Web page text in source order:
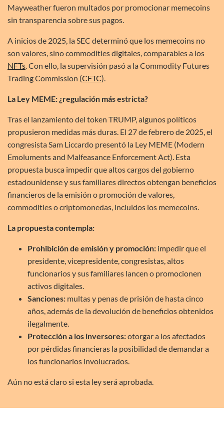
Mayweather fueron multados por promocionar memecoins
sin transparencia sobre sus pagos.
A inicios de 2025, la SEC determinó que los memecoins no
son valores, sino commodities digitales, comparables a los
NFTs. Con ello, la supervisión pasó a la Commodity Futures
Trading Commission (CFTC).
La Ley MEME: ¿regulación más estricta?
Tras el lanzamiento del token TRUMP, algunos políticos
propusieron medidas más duras. El 27 de febrero de 2025, el
congresista Sam Liccardo presentó la Ley MEME (Modern
Emoluments and Malfeasance Enforcement Act). Esta
propuesta busca impedir que altos cargos del gobierno
estadounidense y sus familiares directos obtengan beneficios
financieros de la emisión o promoción de valores,
commodities o criptomonedas, incluidos los memecoins.
La propuesta contempla:
Prohibición de emisión y promoción: impedir que el
presidente, vicepresidente, congresistas, altos
funcionarios y sus familiares lancen o promocionen
activos digitales.
Sanciones: multas y penas de prisión de hasta cinco
años, además de la devolución de beneficios obtenidos
ilegalmente.
Protección a los inversores:otorgar a los afectados
por pérdidas financieras la posibilidad de demandar a
los funcionarios involucrados.
Aún no está claro si esta ley será aprobada.